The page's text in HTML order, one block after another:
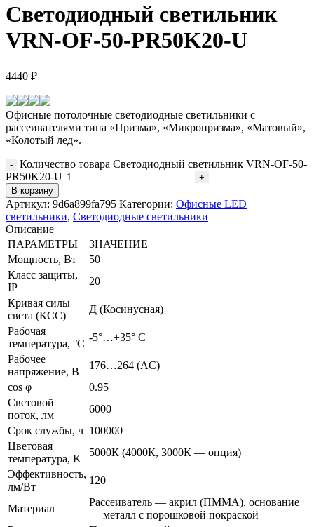
Светодиодный светильник
VRN-OF-50-PR50K20-U
4440 ₽
Офисные потолочные светодиодные светильники с
рассеивателями типа «Призма», «Микропризма», «Матовый»,
«Колотый лед».
Количество товара Светодиодный светильник VRN-OF-50-
PR50K20-U
В корзину
Артикул: 9d6a899fa795 Категории: Офисные LED
светильники, Светодиодные светильники
Описание
ПАРАМЕТРЫ
ЗНАЧЕНИЕ
Мощность, Вт
50
Класс защиты,
IP
20
Кривая силы
света (КСС)
Д (Косинусная)
Рабочая
температура, °C
-5°…+35° С
Рабочее
напряжение, В
176…264 (AС)
сos φ
0.95
Световой
поток, лм
6000
Срок службы, ч 100000
Цветовая
температура, K
5000К (4000К, 3000К — опция)
Эффективность,
лм/Вт
120
Материал
Рассеиватель — акрил (ПММА), основание
— металл с порошковой покраской